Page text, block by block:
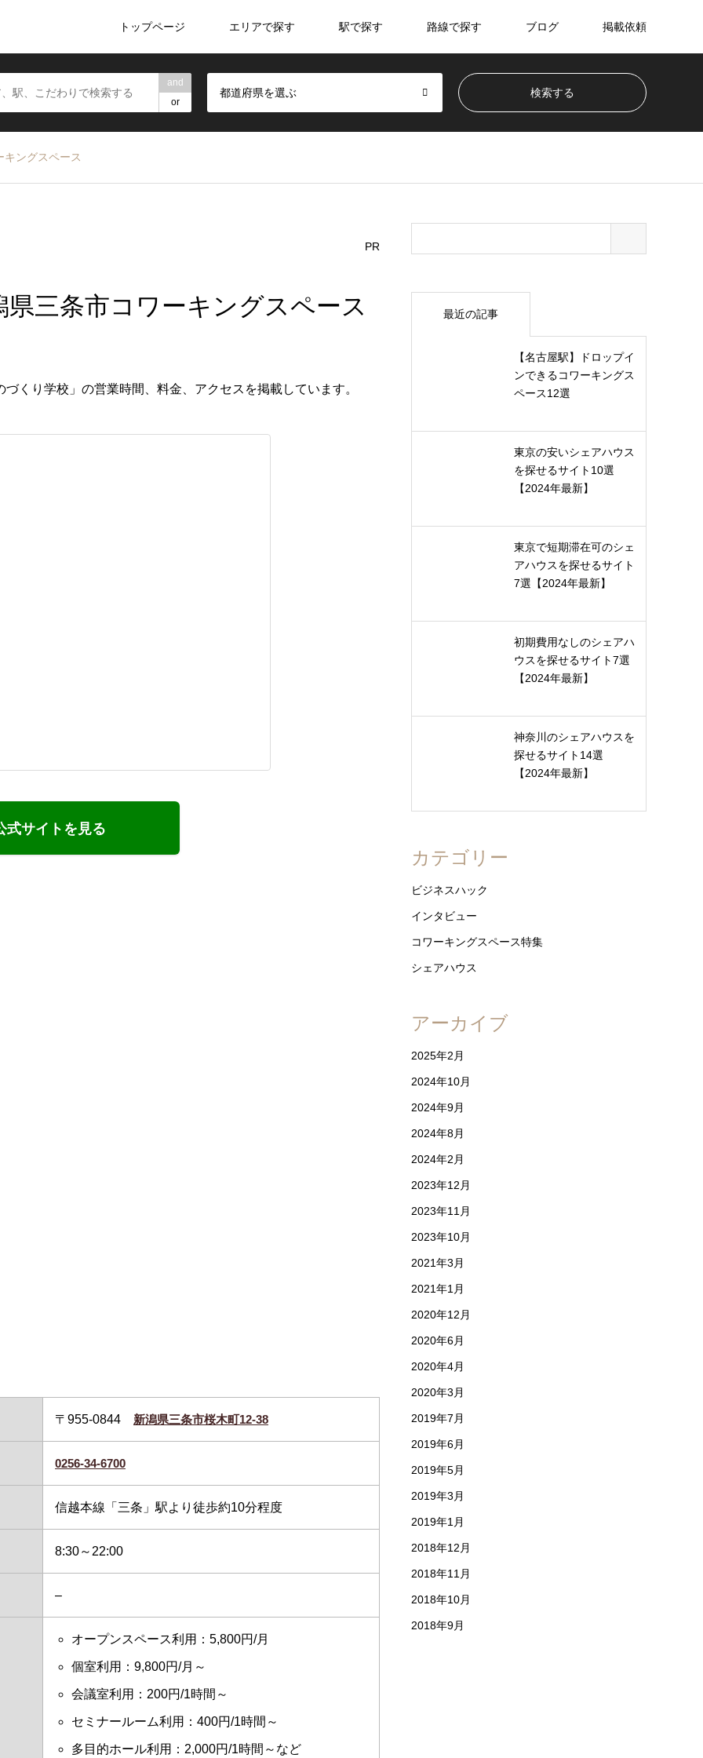
トップページ エリアで探す 駅で探す 路線で探す ブログ 掲載依頼
and
or
都道府県を選ぶ
ングスペース
PR
三条市コワーキングスペース
くり学校」の営業時間、料金、アクセスを掲載しています。
式サイトを見る
〒955-0844 新潟県三条市桜木町12-38
0256-34-6700
信越本線「三条」駅より徒歩約10分程度
8:30～22:00
–
オープンスペース利用：5,800円/月
個室利用：9,800円/月～
会議室利用：200円/1時間～
セミナールーム利用：400円/1時間～
多目的ホール利用：2,000円/1時間～など
最近の記事
【名古屋駅】ドロップイ
ンできるコワーキングス
ペース12選
東京の安いシェアハウス
を探せるサイト10選
【2024年最新】
東京で短期滞在可のシェ
アハウスを探せるサイト
7選【2024年最新】
初期費用なしのシェアハ
ウスを探せるサイト7選
【2024年最新】
神奈川のシェアハウスを
探せるサイト14選
【2024年最新】
カテゴリー
ビジネスハック
インタビュー
コワーキングスペース特集
シェアハウス
アーカイブ
2025年2月
2024年10月
2024年9月
2024年8月
2024年2月
2023年12月
2023年11月
2023年10月
2021年3月
2021年1月
2020年12月
2020年6月
2020年4月
2020年3月
2019年7月
2019年6月
2019年5月
2019年3月
2019年1月
2018年12月
2018年11月
2018年10月
2018年9月